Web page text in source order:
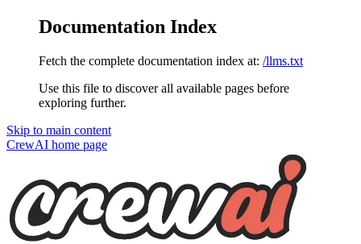
Documentation Index
Fetch the complete documentation index at: /llms.txt
Use this file to discover all available pages before
exploring further.
Skip to main content
CrewAI home page